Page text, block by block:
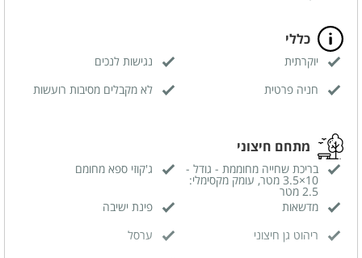
כללי
יוקרתית
נגישות לנכים
חניה פרטית
לא מקבלים מסיבות רועשות
מתחם חיצוני
בריכת שחייה מחוממת - גודל -
10×3.5 מטר, עומק מקסימלי:
2.5 מטר
ג'קוזי ספא מחומם
מדשאות
פינת ישיבה
ריהוט גן חיצוני
ערסל